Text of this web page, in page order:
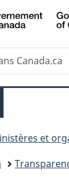
au
à
Au
du
à
et